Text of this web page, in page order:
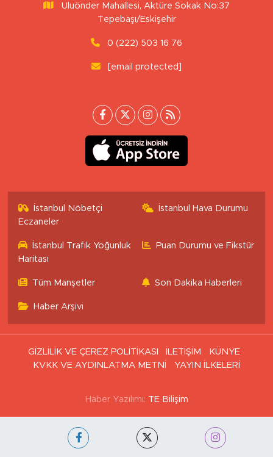
Uluönder Mahallesi, Aktüre Sokak No:37
Tepebaşı/Eskişehir
0 (222) 503 16 76
[email protected]
İstanbul Nöbetçi
Eczaneler
İstanbul Hava Durumu
İstanbul Trafik Yoğunluk
Haritası
Puan Durumu ve Fikstür
Tüm Manşetler Son Dakika Haberleri
Haber Arşivi
GİZLİLİK VE ÇEREZ POLİTİKASI İLETİŞİM
KÜNYE
KVKK VE AYDINLATMA METNİ
YAYIN İLKELERİ
Haber Yazılımı: TE Bilişim